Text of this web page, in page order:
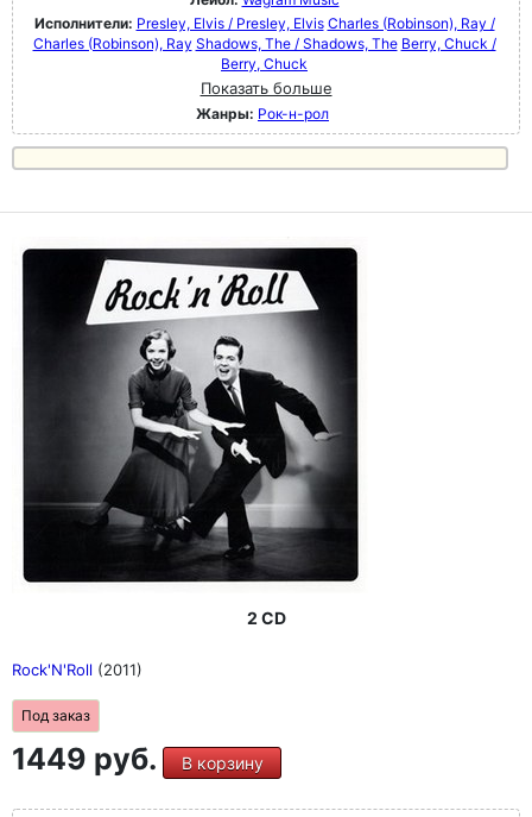
Исполнители: Presley, Elvis / Presley, Elvis Charles (Robinson), Ray /
Charles (Robinson), Ray Shadows, The / Shadows, The Berry, Chuck /
Berry, Chuck
Показать больше
Жанры: Рок-н-poл
2 CD
Rock'N'Roll (2011)
Под заказ
1449 руб. В корзину